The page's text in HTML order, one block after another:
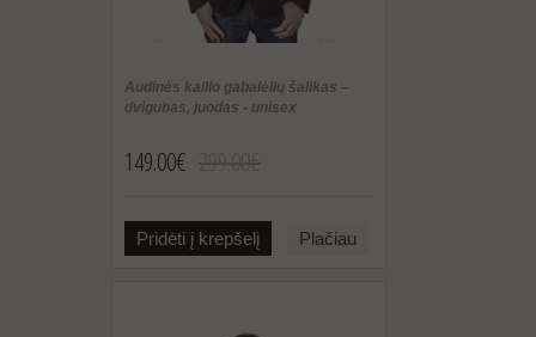
Audinės kailio gabalėlių šalikas –
dvigubas, juodas - unisex
149.00€
Pridėti į krepšelį Plačiau